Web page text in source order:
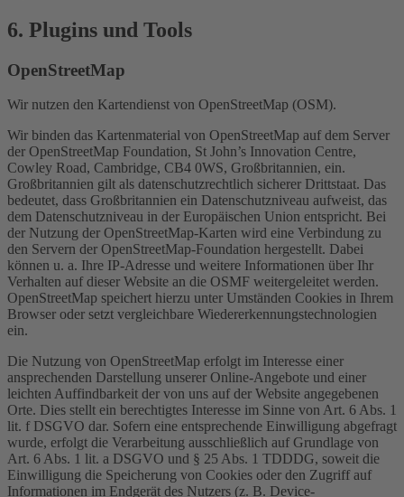
6. Plugins und Tools
OpenStreetMap
Wir nutzen den Kartendienst von OpenStreetMap (OSM).
Wir binden das Kartenmaterial von OpenStreetMap auf dem Server
der OpenStreetMap Foundation, St John’s Innovation Centre,
Cowley Road, Cambridge, CB4 0WS, Großbritannien, ein.
Großbritannien gilt als datenschutzrechtlich sicherer Drittstaat. Das
bedeutet, dass Großbritannien ein Datenschutzniveau aufweist, das
dem Datenschutzniveau in der Europäischen Union entspricht. Bei
der Nutzung der OpenStreetMap-Karten wird eine Verbindung zu
den Servern der OpenStreetMap-Foundation hergestellt. Dabei
können u. a. Ihre IP-Adresse und weitere Informationen über Ihr
Verhalten auf dieser Website an die OSMF weitergeleitet werden.
OpenStreetMap speichert hierzu unter Umständen Cookies in Ihrem
Browser oder setzt vergleichbare Wiedererkennungstechnologien
ein.
Die Nutzung von OpenStreetMap erfolgt im Interesse einer
ansprechenden Darstellung unserer Online-Angebote und einer
leichten Auffindbarkeit der von uns auf der Website angegebenen
Orte. Dies stellt ein berechtigtes Interesse im Sinne von Art. 6 Abs. 1
lit. f DSGVO dar. Sofern eine entsprechende Einwilligung abgefragt
wurde, erfolgt die Verarbeitung ausschließlich auf Grundlage von
Art. 6 Abs. 1 lit. a DSGVO und § 25 Abs. 1 TDDDG, soweit die
Einwilligung die Speicherung von Cookies oder den Zugriff auf
Informationen im Endgerät des Nutzers (z. B. Device-